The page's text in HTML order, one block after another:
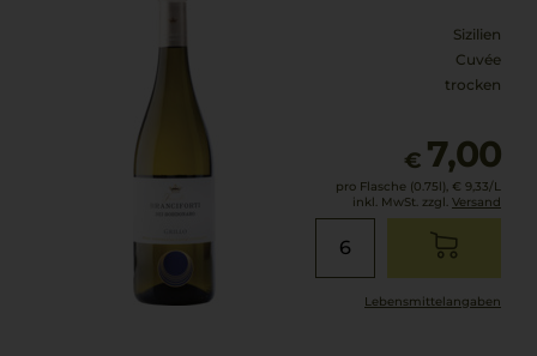
Sizilien
Cuvée
trocken
€ 7,00
pro Flasche (0.75l), € 9,33/L
inkl. MwSt. zzgl. Versand
Lebensmittel­angaben